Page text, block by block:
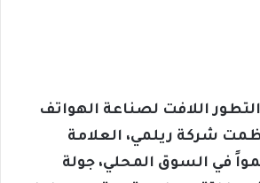
اللافت لصناعة الهواتف
شركة ريلمي، العلامة
في السوق المحلي، جولة